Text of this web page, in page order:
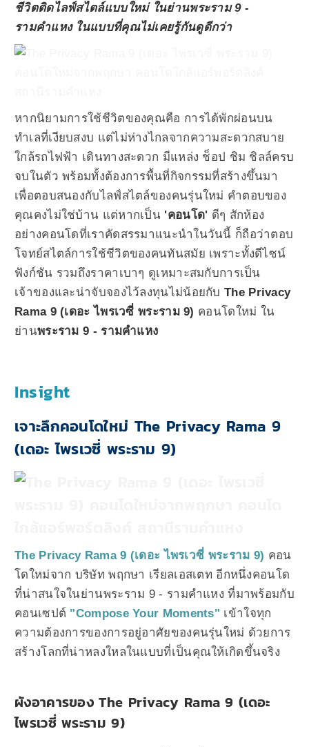
ชีวิตติดไลฟ์สไตล์แบบใหม่ ในย่านพระราม 9 -
รามคำแหง ในแบบที่คุณไม่เคยรู้กันดูดีกว่า
หากนิยามการใช้ชีวิตของคุณคือ การได้พักผ่อนบน
ทำเลที่เงียบสงบ แต่ไม่ห่างไกลจากความสะดวกสบาย
ใกล้รถไฟฟ้า เดินทางสะดวก มีแหล่ง ช็อป ชิม ชิลล์ครบ
จบในตัว พร้อมทั้งต้องการพื้นที่กิจกรรมที่สร้างขึ้นมา
เพื่อตอบสนองกับไลฟ์สไตล์ของคนรุ่นใหม่ คำตอบของ
คุณคงไม่ใช่บ้าน แต่หากเป็น 'คอนโด' ดีๆ สักห้อง
อย่างคอนโดที่เราคัดสรรมาแนะนำในวันนี้ ก็ถือว่าตอบ
โจทย์สไตล์การใช้ชีวิตของคนทันสมัย เพราะทั้งดีไซน์
ฟังก์ชัน รวมถึงราคาเบาๆ ดูเหมาะสมกับการเป็น
เจ้าของและน่าจับจองไว้ลงทุนไม่น้อยกับ The Privacy
Rama 9 (เดอะ ไพรเวซี่ พระราม 9) คอนโดใหม่ ใน
ย่านพระราม 9 - รามคำแหง
Insight
เจาะลึกคอนโดใหม่ The Privacy Rama 9
(เดอะ ไพรเวซี่ พระราม 9)
The Privacy Rama 9 (เดอะ ไพรเวซี่ พระราม 9) คอน
โดใหม่จาก บริษัท พฤกษา เรียลเอสเตท อีกหนึ่งคอนโด
ที่น่าสนใจในย่านพระราม 9 - รามคำแหง ที่มาพร้อมกับ
คอนเซปต์ "Compose Your Moments" เข้าใจทุก
ความต้องการของการอยู่อาศัยของคนรุ่นใหม่ ด้วยการ
สร้างโลกที่น่าหลงใหลในแบบที่เป็นคุณให้เกิดขึ้นจริง
ผังอาคารของ The Privacy Rama 9 (เดอะ
ไพรเวซี่ พระราม 9)